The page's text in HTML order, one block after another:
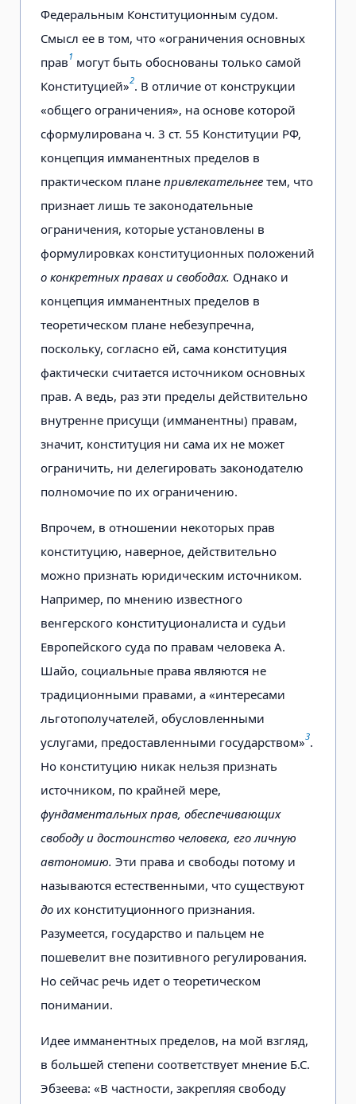
Федеральным Конституционным судом.
Смысл ее в том, что «ограничения основных
прав1 могут быть обоснованы только самой
Конституцией»2. В отличие от конструкции
«общего ограничения», на основе которой
сформулирована ч. 3 ст. 55 Конституции РФ,
концепция имманентных пределов в
практическом плане привлекательнее тем, что
признает лишь те законодательные
ограничения, которые установлены в
формулировках конституционных положений
о конкретных правах и свободах. Однако и
концепция имманентных пределов в
теоретическом плане небезупречна,
поскольку, согласно ей, сама конституция
фактически считается источником основных
прав. А ведь, раз эти пределы действительно
внутренне присущи (имманентны) правам,
значит, конституция ни сама их не может
ограничить, ни делегировать законодателю
полномочие по их ограничению.
Впрочем, в отношении некоторых прав
конституцию, наверное, действительно
можно признать юридическим источником.
Например, по мнению известного
венгерского конституционалиста и судьи
Европейского суда по правам человека А.
Шайо, социальные права являются не
традиционными правами, а «интересами
льготополучателей, обусловленными
услугами, предоставленными государством»3.
Но конституцию никак нельзя признать
источником, по крайней мере,
фундаментальных прав, обеспечивающих
свободу и достоинство человека, его личную
автономию. Эти права и свободы потому и
называются естественными, что существуют
до их конституционного признания.
Разумеется, государство и пальцем не
пошевелит вне позитивного регулирования.
Но сейчас речь идет о теоретическом
понимании.
Идее имманентных пределов, на мой взгляд,
в большей степени соответствует мнение Б.С.
Эбзеева: «В частности, закрепляя свободу